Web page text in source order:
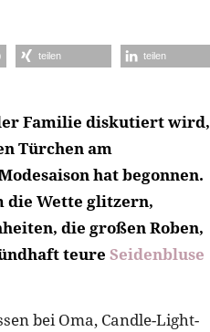
teilen teilen
Familie diskutiert wird,
Türchen am
hat begonnen.
die Wette glitzern,
die großen Roben,
teure Seidenbluse
bei Oma, Candle-Light-